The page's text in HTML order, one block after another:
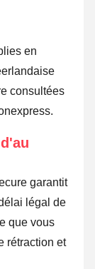
en
consultées
garantit
légal de
que vous
rétraction et